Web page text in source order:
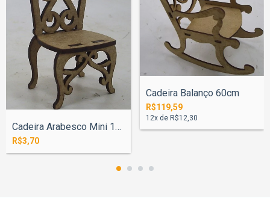
Cadeira Arabesco Mini 10cm
R$3,70
Cadeira Balanço 60cm
R$119,59
12x de R$12,30